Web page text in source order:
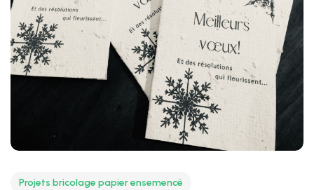
Projets bricolage papier ensemencé